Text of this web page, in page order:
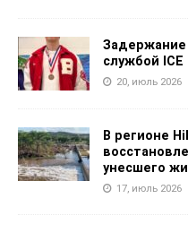
Задержание
службой
20, июль 2026
В регионе
унесшего
17, июль 2026